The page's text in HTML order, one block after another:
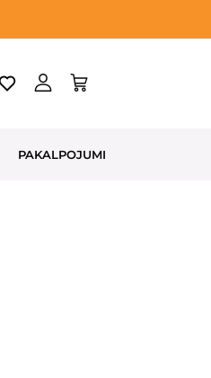
PAKALPOJUMI